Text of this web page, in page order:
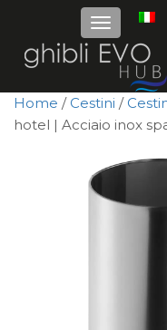
Home / Cestini /
hotel | Acciaio inox